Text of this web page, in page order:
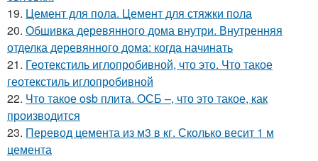
19. Цемент для пола. Цемент для стяжки пола
20. Обшивка деревянного дома внутри. Внутренняя
отделка деревянного дома: когда начинать
21. Геотекстиль иглопробивной, что это. Что такое
геотекстиль иглопробивной
22. Что такое osb плита. ОСБ –, что это такое, как
производится
23. Перевод цемента из м3 в кг. Сколько весит 1 м
цемента